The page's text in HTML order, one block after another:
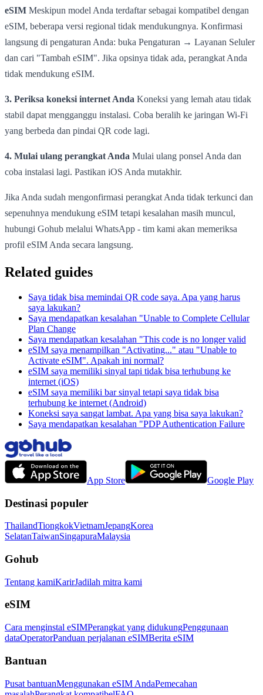
eSIM Meskipun model Anda terdaftar sebagai kompatibel dengan
eSIM, beberapa versi regional tidak mendukungnya. Konfirmasi
langsung di pengaturan Anda: buka Pengaturan → Layanan Seluler
dan cari "Tambah eSIM". Jika opsinya tidak ada, perangkat Anda
tidak mendukung eSIM.
3. Periksa koneksi internet Anda Koneksi yang lemah atau tidak
stabil dapat mengganggu instalasi. Coba beralih ke jaringan Wi-Fi
yang berbeda dan pindai QR code lagi.
4. Mulai ulang perangkat Anda Mulai ulang ponsel Anda dan
coba instalasi lagi. Pastikan iOS Anda mutakhir.
Jika Anda sudah mengonfirmasi perangkat Anda tidak terkunci dan
sepenuhnya mendukung eSIM tetapi kesalahan masih muncul,
hubungi Gohub melalui WhatsApp - tim kami akan memeriksa
profil eSIM Anda secara langsung.
Related guides
Saya tidak bisa memindai QR code saya. Apa yang harus
saya lakukan?
Saya mendapatkan kesalahan "Unable to Complete Cellular
Plan Change
Saya mendapatkan kesalahan "This code is no longer valid
eSIM saya menampilkan "Activating..." atau "Unable to
Activate eSIM". Apakah ini normal?
eSIM saya memiliki sinyal tapi tidak bisa terhubung ke
internet (iOS)
eSIM saya memiliki bar sinyal tetapi saya tidak bisa
terhubung ke internet (Android)
Koneksi saya sangat lambat. Apa yang bisa saya lakukan?
Saya mendapatkan kesalahan "PDP Authentication Failure
App Store Google Play
Destinasi populer
ThailandTiongkokVietnamJepangKorea
SelatanTaiwanSingapuraMalaysia
Gohub
Tentang kamiKarirJadilah mitra kami
eSIM
Cara menginstal eSIMPerangkat yang didukungPenggunaan
dataOperatorPanduan perjalanan eSIMBerita eSIM
Bantuan
Pusat bantuanMenggunakan eSIM AndaPemecahan